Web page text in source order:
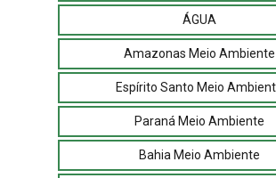
ÁGUA
Amazonas Meio Ambiente
Espírito Santo Meio
Paraná Meio Ambiente
Bahia Meio Ambiente